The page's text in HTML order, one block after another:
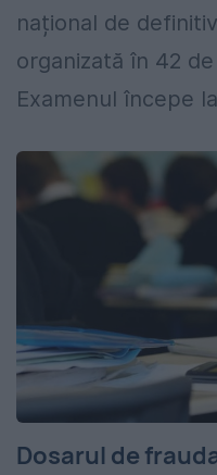
național de
organizată în 42
Examenul începe
Dosarul de